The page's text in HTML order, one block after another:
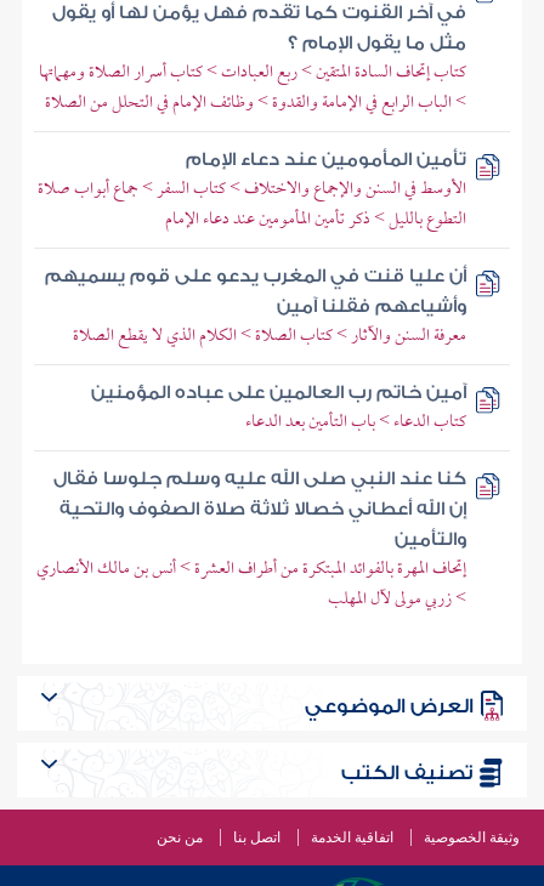
في آخر القنوت كما تقدم فهل يؤمن لها أو يقول
مثل ما يقول الإمام ؟
كتاب إتحاف السادة المتقين > ربع العبادات > كتاب أسرار الصلاة ومهماتها
> الباب الرابع في الإمامة والقدوة > وظائف الإمام في التحلل من الصلاة
تأمين المأمومين عند دعاء الإمام
الأوسط في السنن والإجماع والاختلاف > كتاب السفر > جماع أبواب صلاة
التطوع بالليل > ذكر تأمين المأمومين عند دعاء الإمام
أن عليا قنت في المغرب يدعو على قوم يسميهم
وأشياعهم فقلنا آمين
معرفة السنن والآثار > كتاب الصلاة > الكلام الذي لا يقطع الصلاة
آمين خاتم رب العالمين على عباده المؤمنين
كتاب الدعاء > باب التأمين بعد الدعاء
كنا عند النبي صلى الله عليه وسلم جلوسا فقال
إن الله أعطاني خصالا ثلاثة صلاة الصفوف والتحية
والتأمين
إتحاف المهرة بالفوائد المبتكرة من أطراف العشرة > أنس بن مالك الأنصاري
> زربي مولى لآل المهلب
العرض الموضوعي
تصنيف الكتب
وثيقة الخصوصية اتفاقية الخدمة اتصل بنا من نحن